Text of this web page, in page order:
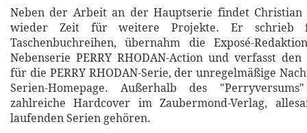
Neben der Arbeit an der Hauptserie findet
wieder Zeit für weitere Projekte. Er schrieb
Taschenbuchreihen, übernahm die Exposé-
Nebenserie PERRY RHODAN-Action und verfasst
für die PERRY RHODAN-Serie, der unregelmäßige
Serien-Homepage. Außerhalb des
zahlreiche Hardcover im Zaubermond-Verlag,
laufenden Serien gehören.